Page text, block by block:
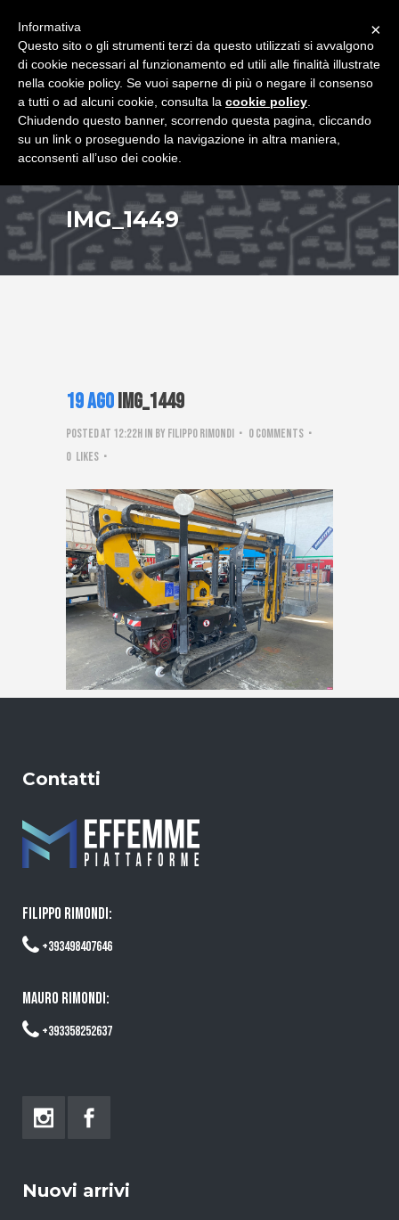
IMG_1449
19 AgoIMG_1449
Posted at 12:22hin by Filippo Rimondi
0 Comments
0 Likes
Contatti
FILIPPO RIMONDI:
+393498407646
MAURO RIMONDI:
+393358252637
Nuovi arrivi
×
Informativa
Questo sito o gli strumenti terzi da questo utilizzati si avvalgono
di cookie necessari al funzionamento ed utili alle finalità illustrate
nella cookie policy. Se vuoi saperne di più o negare il consenso
a tutti o ad alcuni cookie, consulta la cookie policy
Chiudendo questo banner, scorrendo questa pagina, cliccando
su un link o proseguendo la navigazione in altra maniera,
acconsenti all’uso dei cookie.